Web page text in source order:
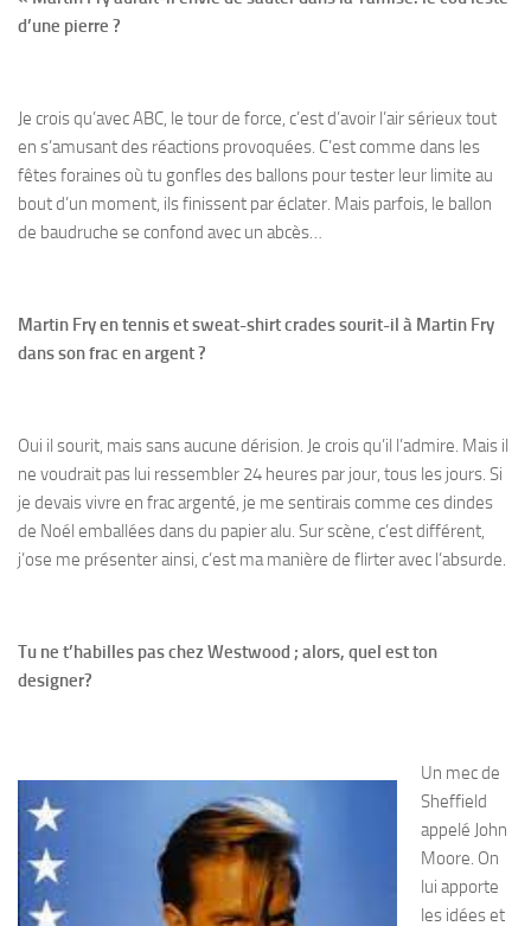
d’une pierre ?
Je crois qu’avec ABC, le tour de force, c’est d’avoir l’air sérieux tout
en s’amusant des réactions provoquées. C’est comme dans les
fêtes foraines où tu gonfles des ballons pour tester leur limite au
bout d’un moment, ils finissent par éclater. Mais parfois, le ballon
de baudruche se confond avec un abcès…
Martin Fry en tennis et sweat-shirt crades sourit-il à Martin Fry
dans son frac en argent ?
Oui il sourit, mais sans aucune dérision. Je crois qu’il l’admire. Mais il
ne voudrait pas lui ressembler 24 heures par jour, tous les jours. Si
je devais vivre en frac argenté, je me sentirais comme ces dindes
de Noél emballées dans du papier alu. Sur scène, c’est différent,
j’ose me présenter ainsi, c’est ma manière de flirter avec l’absurde.
Tu ne t’habilles pas chez Westwood ; alors, quel est ton
designer?
Un mec de
Sheffield
appelé John
Moore. On
lui apporte
les idées et